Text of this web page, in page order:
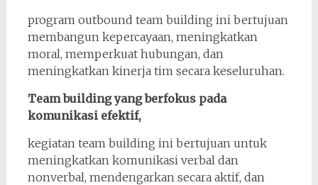
program outbound team building ini bertujuan
membangun kepercayaan, meningkatkan
moral, memperkuat hubungan, dan
meningkatkan kinerja tim secara keseluruhan.
Team building yang berfokus pada
komunikasi efektif,
kegiatan team building ini bertujuan untuk
meningkatkan komunikasi verbal dan
nonverbal, mendengarkan secara aktif, dan